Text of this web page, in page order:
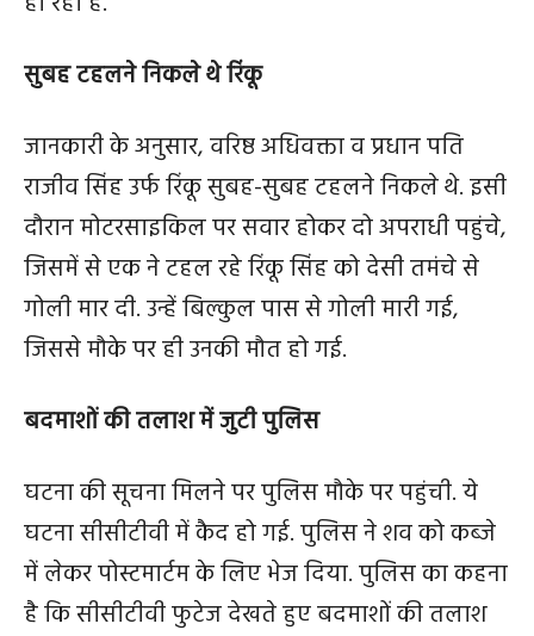
सुबह टहलने निकले थे रिंकू
जानकारी के अनुसार, वरिष्ठ अधिवक्ता व प्रधान पति
राजीव सिंह उर्फ रिंकू सुबह-सुबह टहलने निकले थे. इसी
दौरान मोटरसाइकिल पर सवार होकर दो अपराधी पहुंचे,
जिसमें से एक ने टहल रहे रिंकू सिंह को देसी तमंचे से
गोली मार दी. उन्हें बिल्कुल पास से गोली मारी गई,
जिससे मौके पर ही उनकी मौत हो गई.
बदमाशों की तलाश में जुटी पुलिस
घटना की सूचना मिलने पर पुलिस मौके पर पहुंची. ये
घटना सीसीटीवी में कैद हो गई. पुलिस ने शव को कब्जे
में लेकर पोस्टमार्टम के लिए भेज दिया. पुलिस का कहना
है कि सीसीटीवी फुटेज देखते हुए बदमाशों की तलाश